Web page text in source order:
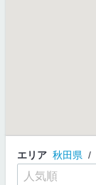
エリア 秋田県